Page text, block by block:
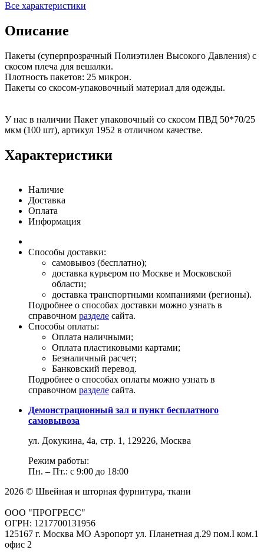
Все характеристики
Описание
Пакеты (суперпрозрачный Полиэтилен Высокого Давления) с
скосом плеча для вешалки.
Плотность пакетов: 25 микрон.
Пакеты со скосом-упаковочный материал для одежды.
У нас в наличии Пакет упаковочный со скосом ПВД 50*70/25
мкм (100 шт), артикул 1952 в отличном качестве.
Характеристики
Наличие
Доставка
Оплата
Информация
Способы доставки:
самовывоз (бесплатно);
доставка курьером по Москве и Московской
области;
доставка транспортными компаниями (регионы).
Подробнее о способах доставки можно узнать в
справочном разделе сайта.
Способы оплаты:
Оплата наличными;
Оплата пластиковыми картами;
Безналичный расчет;
Банковский перевод.
Подробнее о способах оплаты можно узнать в
справочном разделе сайта.
Демонстрационный зал и пункт бесплатного
самовывоза
ул. Докукина, 4а, стр. 1, 129226, Москва
Режим работы:
Пн. – Пт.: с 9:00 до 18:00
2026 © Швейная и шторная фурнитура, ткани
ООО "ПРОГРЕСС"
ОГРН: 1217700131956
125167 г. Москва МО Аэропорт ул. Планетная д.29 пом.I ком.1
офис 2